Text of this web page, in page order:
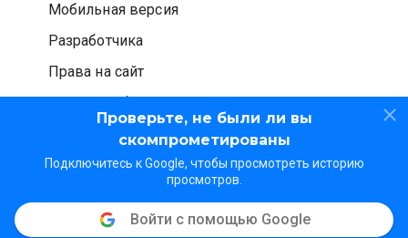
Проверьте, не были ли вы
скомпрометированы
Подключитесь к Google, чтобы просмотреть историю
просмотров.
Войти с помощью Google
Мобильная версия
Разработчика
Права на сайт
Проверка безопасности
© WOT Services LP. Все права защищены